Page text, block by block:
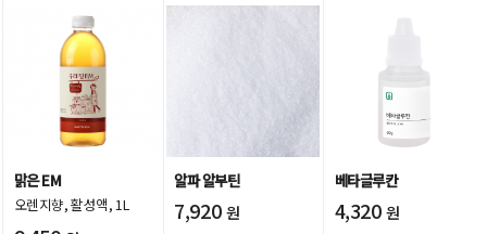
맑은 EM
오렌지향, 활성액, 1L
알파 알부틴
7,920 원
베타글루칸
4,320 원